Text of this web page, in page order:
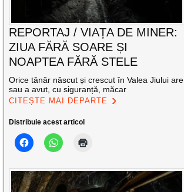
REPORTAJ / VIAȚA DE MINER:
ZIUA FĂRĂ SOARE ȘI
NOAPTEA FĂRĂ STELE
Orice tânăr născut și crescut în Valea Jiului are
sau a avut, cu siguranță, măcar
CITEȘTE MAI DEPARTE
Distribuie acest articol